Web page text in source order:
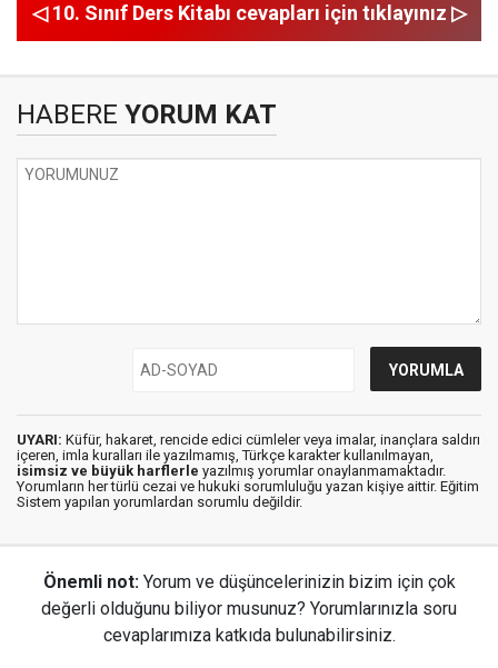
◁ 10. Sınıf Ders Kitabı cevapları için tıklayınız ▷
HABERE YORUM KAT
UYARI: Küfür, hakaret, rencide edici cümleler veya imalar, inançlara saldırı
içeren, imla kuralları ile yazılmamış, Türkçe karakter kullanılmayan,
isimsiz ve büyük harflerle yazılmış yorumlar onaylanmamaktadır.
Yorumların her türlü cezai ve hukuki sorumluluğu yazan kişiye aittir. Eğitim
Sistem yapılan yorumlardan sorumlu değildir.
Önemli not: Yorum ve düşüncelerinizin bizim için çok
değerli olduğunu biliyor musunuz? Yorumlarınızla soru
cevaplarımıza katkıda bulunabilirsiniz.